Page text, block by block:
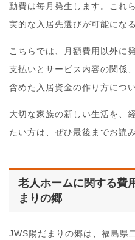
動費は毎月発生します。これ
実的な入居先選びが可能にな
こちらでは、月額費用以外に
支払いとサービス内容の関係
含めた入居資金の作り方につ
大切な家族の新しい生活を、
たい方は、ぜひ最後までお読
老人ホームに関する費
まりの郷
JWS陽だまりの郷は、福島県